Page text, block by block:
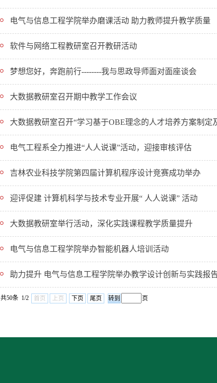
电气与信息工程学院举办磨课活动 助力教师提升教学质量
软件与网络工程教研室召开教研活动
梦想您好，奔跑前行--------我与思政导师面对面座谈会
大数据教研室召开期中教学工作会议
电气工程系全力推进“人人说课”活动，迎接审核评估
吉林农业科技学院第四届计算机程序设计竞赛成功举办
迎评促建 计算机科学与技术专业开展“ 人人说课” 活动
大数据教研室举行活动，深化实践课程教学质量提升
电气与信息工程学院举办智能机器人培训活动
助力提升 电气与信息工程学院举办教学设计创新与实践报
共50条 1/2 首页 上页 下页 尾页 页